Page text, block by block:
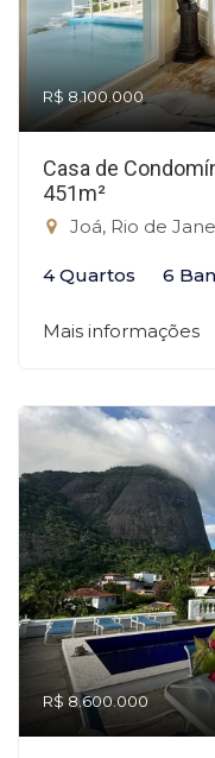
R$ 8.100.000
Casa de
451m²
Joá, Rio de
4 Quartos 6
Mais informações
R$ 8.600.000